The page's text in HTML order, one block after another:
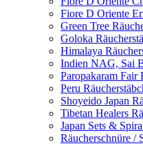
Fiore D Oriente
Green Tree
Goloka
Himalaya
Indien NAG, Sai
Paropakaram Fair
Peru
Shoyeido Japan
Tibetan Healers
Japan Sets &
Räucherschnüre /